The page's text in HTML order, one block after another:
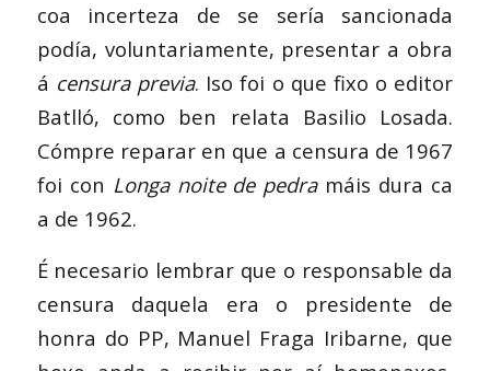
coa incerteza de se sería sancionada
podía, voluntariamente, presentar a obra
á censura previa. Iso foi o que fixo o editor
Batlló, como ben relata Basilio Losada.
Cómpre reparar en que a censura de 1967
foi con Longa noite de pedra máis dura ca
a de 1962.
É necesario lembrar que o responsable da
censura daquela era o presidente de
honra do PP, Manuel Fraga Iribarne, que